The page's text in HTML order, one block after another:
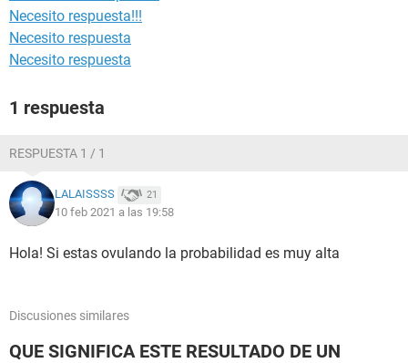
Necesito respuesta!!!
Necesito respuesta
Necesito respuesta
1 respuesta
RESPUESTA 1 / 1
LALAISSSS 21
10 feb 2021 a las 19:58
Hola! Si estas ovulando la probabilidad es muy alta
Discusiones similares
QUE SIGNIFICA ESTE RESULTADO DE UN